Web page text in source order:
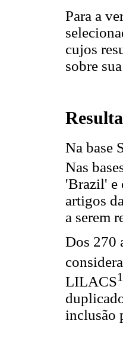
Para a
cujos
sobre
Na base
Nas
'Brazil' e
artigos
a serem
Dos 270
LILACS
inclusão